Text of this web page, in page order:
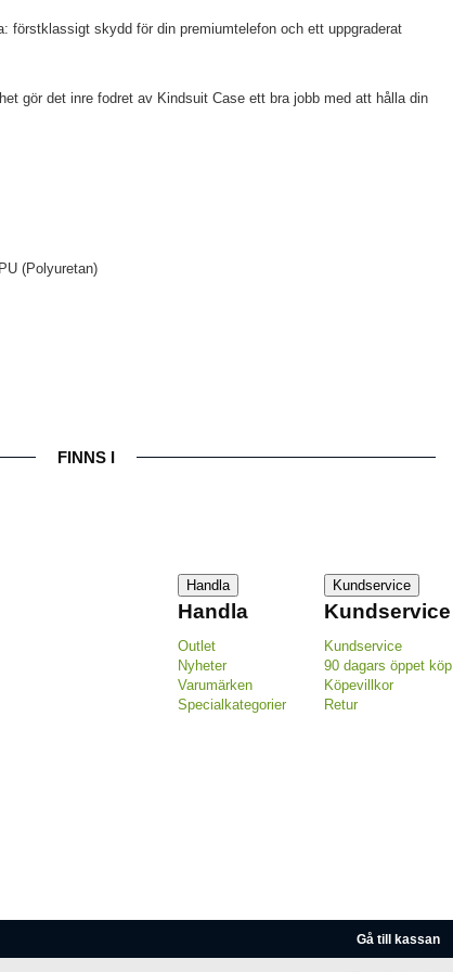
förstklassigt skydd för din premiumtelefon och ett uppgraderat
gör det inre fodret av Kindsuit Case ett bra jobb med att hålla din
(Polyuretan)
FINNS I
Handla
Handla
Outlet
Nyheter
Varumärken
Specialkategorier
Kundservice
Kundservice
Kundservice
90 dagars öppet köp
Köpevillkor
Retur
Gå till kassan